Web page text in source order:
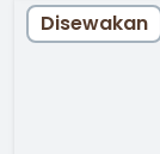
Disewakan